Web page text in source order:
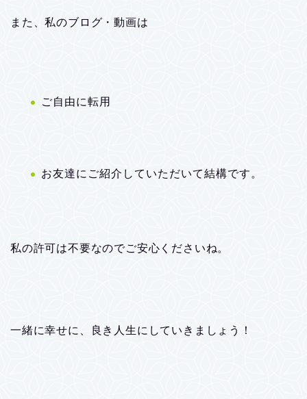
また、私のブログ・動画は
ご自由に転用
お友達にご紹介していただいて結構です。
私の許可は不要なのでご安心くださいね。
一緒に幸せに、良き人生にしていきましょう！